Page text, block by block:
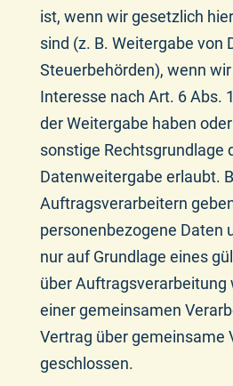
ist, wenn wir gesetzlich
sind (z. B. Weitergabe von
Steuerbehörden), wenn
Interesse nach Art. 6 Abs.
der Weitergabe haben
sonstige Rechtsgrundlage
Datenweitergabe erlaubt.
Auftragsverarbeitern
personenbezogene Daten
nur auf Grundlage eines
über Auftragsverarbeitung
einer gemeinsamen
Vertrag über gemeinsame
geschlossen.